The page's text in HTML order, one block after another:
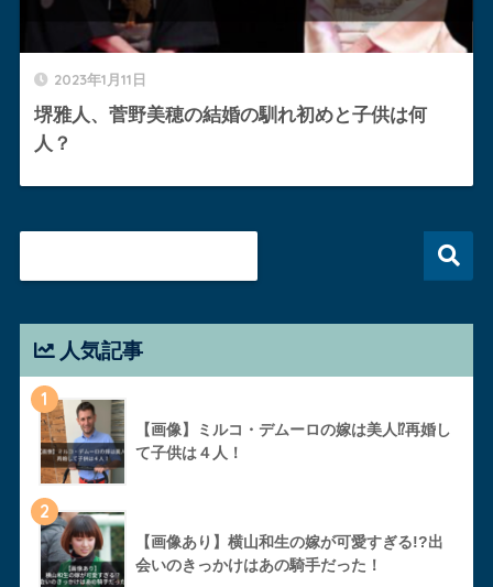
2023年1月11日
堺雅人、菅野美穂の結婚の馴れ初めと子供は何
人？
人気記事
1
【画像】ミルコ・デムーロの嫁は美人⁉︎再婚し
て子供は４人！
2
【画像あり】横山和生の嫁が可愛すぎる!?出
会いのきっかけはあの騎手だった！